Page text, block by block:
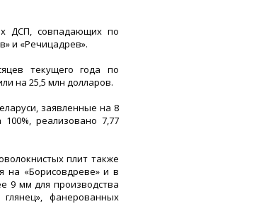
ДСП, совпадающих по
и «Речицадрев».
текущего года по
на 25,5 млн долларов.
заявленные на 8
реализовано 7,77
плит также
на «Борисовдреве» и в
9 мм для производства
фанерованных